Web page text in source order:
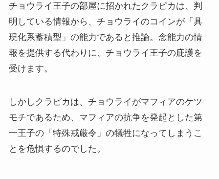
チョウライ王子の部屋に招かれたクラピカは、判
明している情報から、チョウライのコインが「具
現化系蓄積型」の能力であると推論。念能力の情
報を提供する代わりに、チョウライ王子の庇護を
受けます。
しかしクラピカは、チョウライがマフィアのケツ
モチであるため、マフィアの抗争を発起とした第
一王子の「特殊戒厳令」の犠牲になってしまうこ
とを危惧するのでした。